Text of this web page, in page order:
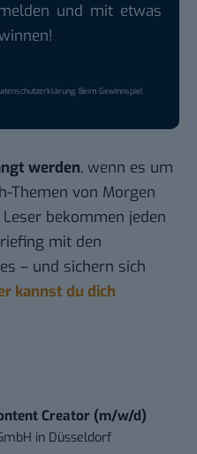
und mit etwas
. Beim Gewinnspiel
werden, wenn es um
Themen von Morgen
bekommen jeden
mit den
– und sichern sich
kannst du dich
Creator (m/w/d)
in Düsseldorf